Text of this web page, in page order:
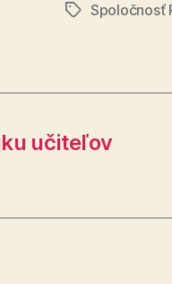
ZnačkySpoločnosť
učiteľov